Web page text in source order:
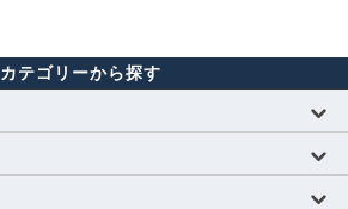
カテゴリーから探す